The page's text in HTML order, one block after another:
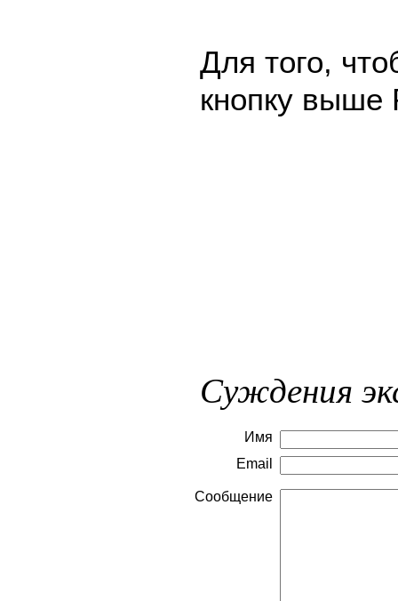
Для того,
кнопку выше
Суждения
Имя
Email
Сообщение